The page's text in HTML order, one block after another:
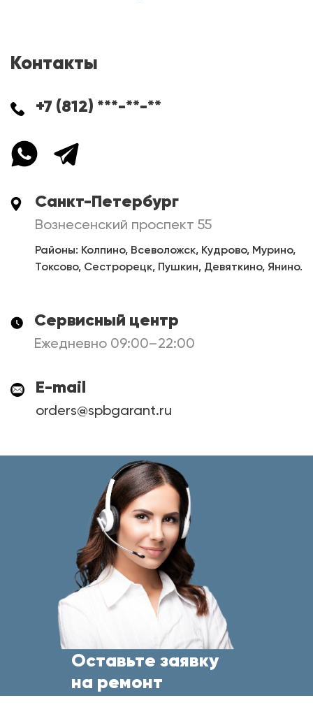
Контакты
+7 (812) ***-**-**
Санкт-Петербург
Вознесенский проспект 55
Районы: Колпино, Всеволожск, Кудрово, Мурино,
Токсово, Сестрорецк, Пушкин, Девяткино, Янино.
Сервисный центр
Ежедневно 09:00–22:00
E-mail
orders@spbgarant.ru
Оставьте заявку
на ремонт